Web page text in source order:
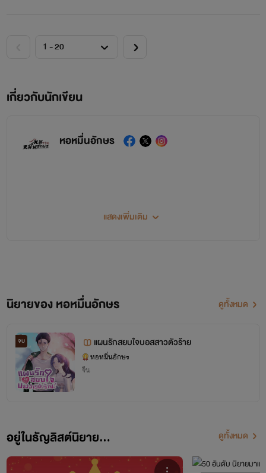
เกี่ยวกับนักเขียน
หอหมื่นอักษร
แสดงเพิ่มเติม
นิยายของ หอหมื่นอักษร ดูทั้งหมด
จบ แผนรักสยบใจบอสสาวตัวร้าย
หอหมื่นอักษร
จีน
อยู่ในธัญลิสต์นิยาย... ดูทั้งหมด